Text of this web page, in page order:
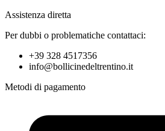
Assistenza diretta
Per dubbi o problematiche contattaci:
+39 328 4517356
info@bollicinedeltrentino.it
Metodi di pagamento